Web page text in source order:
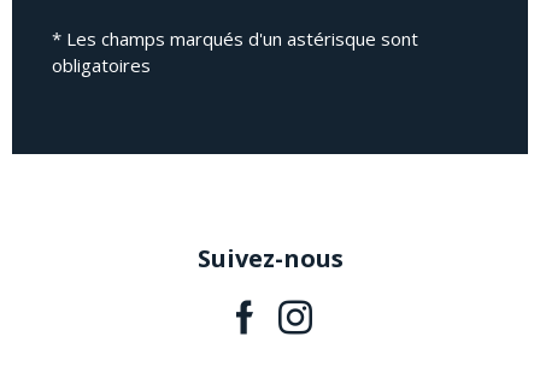
* Les champs marqués d'un astérisque sont
obligatoires
Suivez-nous